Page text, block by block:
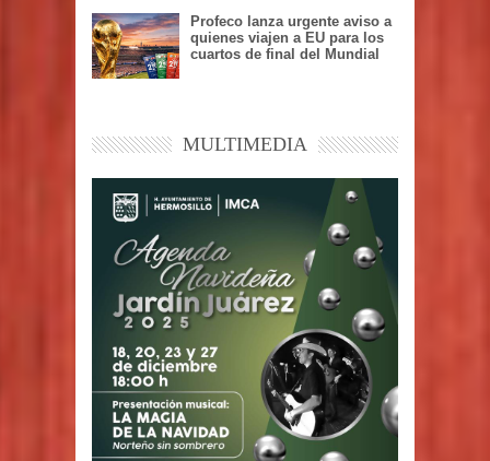
Profeco lanza urgente aviso a
quienes viajen a EU para los
cuartos de final del Mundial
MULTIMEDIA